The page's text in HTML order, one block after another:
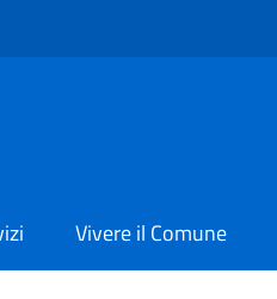
Vivere il Comune